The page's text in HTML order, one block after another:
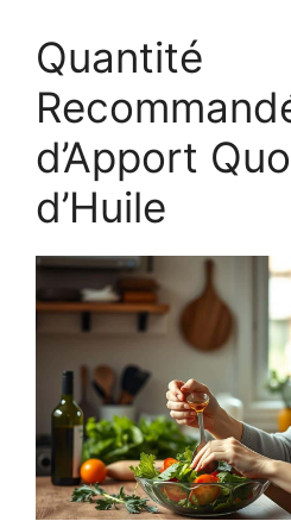
Quantité
d’Apport
d’Huile